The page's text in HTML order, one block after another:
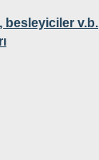
besleyiciler v.b.